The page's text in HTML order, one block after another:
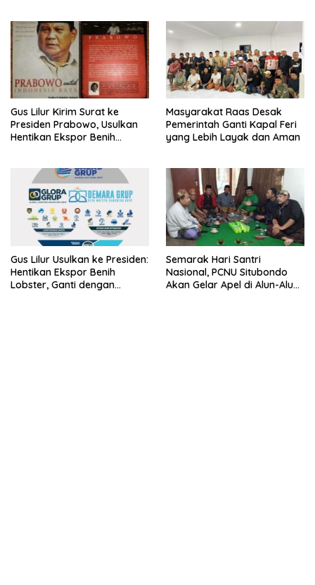
Kepastian
Gus Lilur Kirim Surat ke
Presiden Prabowo, Usulkan
Hentikan Ekspor Benih
Masyarakat Raas Desak
Pemerintah Ganti Kapal Feri
yang Lebih Layak dan Aman
Gus Lilur Usulkan ke Presiden:
Hentikan Ekspor Benih
Lobster, Ganti dengan
Semarak Hari Santri
Nasional, PCNU Situbondo
Akan Gelar Apel di Alun-Alun